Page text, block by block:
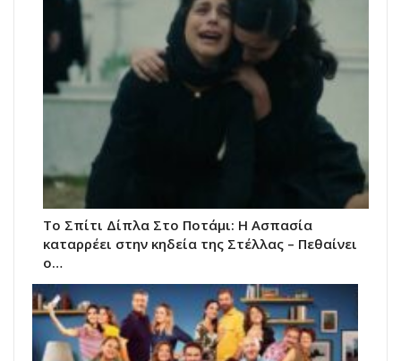
Το Σπίτι Δίπλα Στο Ποτάμι: Η Ασπασία
καταρρέει στην κηδεία της Στέλλας – Πεθαίνει
ο…